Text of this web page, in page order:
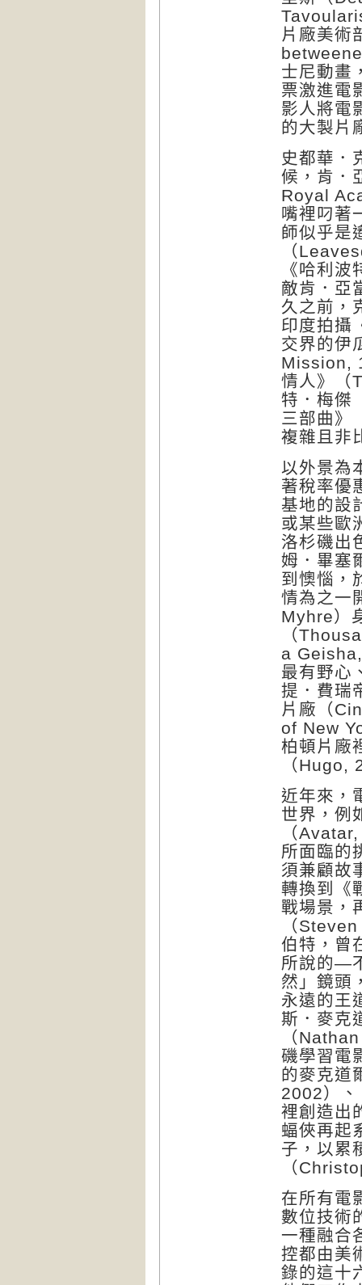
片廠美術
士尼動畫
票激進電
影人將電
的大製片
史都華．
候，肯．
Royal
嘴裡叼著
師似乎是
（
《哈利
敵肯．亞
久之前，
印度拍攝
交界的伊
Mission,
情人》（
特．梅傑
三部曲》
複雜且非
以外景為
著稅率優
基地的設
或某些歐
洛杉磯出
姆．畢塞
到懊惱，
情為之一
Myhre）
（
a
最有野心
提．費瑞
片廠（
of New
柏頓片廠
（Hugo,
近年來，
世界，例
（
所面臨的
須兼顧故
轉換到《
戰場景，
（
伯特，曾
所說的—
然」鏡頭
永遠的王
斯．麥克
（
磯學習電
的麥克道
2002）
裡創造出
蝠俠再起
子，以累
（
在所有電
數位技術
一種融合
控都由美
錄的這十